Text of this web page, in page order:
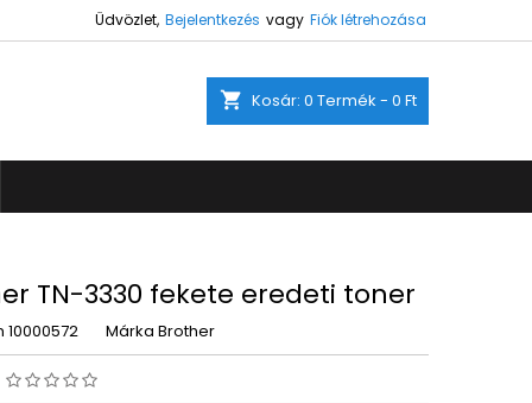
Üdvözlet, Bejelentkezés vagy Fiók létrehozása
shopping_cart Kosár: 0 Termék - 0 Ft
TN-3330 fekete eredeti toner
10000572 Márka Brother